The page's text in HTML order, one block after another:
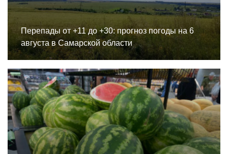
Перепады от +11 до +30: прогноз погоды на 6
августа в Самарской области